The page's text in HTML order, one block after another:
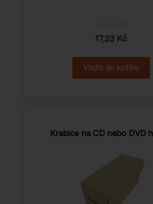
17,23 Kč
Krabice na CD nebo DVD